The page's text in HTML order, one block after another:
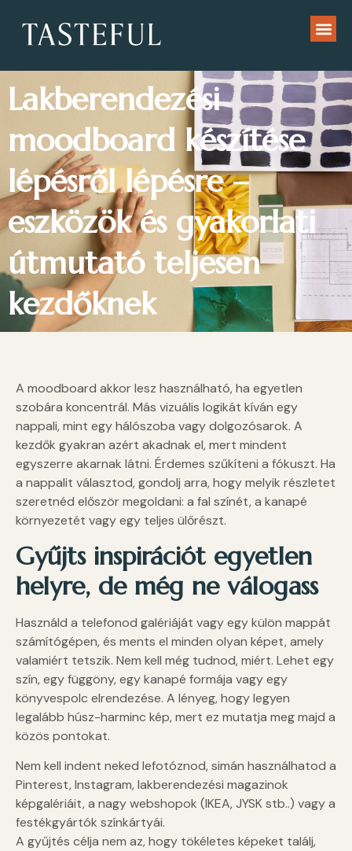
Lakberendezési
moodboard készítése
lépésről lépésre –
eszközök és gyakorlati
útmutató teljesen
kezdőknek
A moodboard akkor lesz használható, ha egyetlen
szobára koncentrál. Más vizuális logikát kíván egy
nappali, mint egy hálószoba vagy dolgozósarok. A
kezdők gyakran azért akadnak el, mert mindent
egyszerre akarnak látni. Érdemes szűkíteni a fókuszt. Ha
a nappalit választod, gondolj arra, hogy melyik részletet
szeretnéd először megoldani: a fal színét, a kanapé
környezetét vagy egy teljes ülőrészt.
Gyűjts inspirációt egyetlen
helyre, de még ne válogass
Használd a telefonod galériáját vagy egy külön mappát
számítógépen, és ments el minden olyan képet, amely
valamiért tetszik. Nem kell még tudnod, miért. Lehet egy
szín, egy függöny, egy kanapé formája vagy egy
könyvespolc elrendezése. A lényeg, hogy legyen
legalább húsz-harminc kép, mert ez mutatja meg majd a
közös pontokat.
Nem kell indent neked lefotóznod, simán használhatod a
Pinterest, Instagram, lakberendezési magazinok
képgalériáit, a nagy webshopok (IKEA, JYSK stb..) vagy a
festékgyártók színkártyái.
A gyűjtés célja nem az, hogy tökéletes képeket találj,